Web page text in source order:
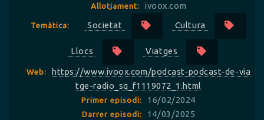
Allotjament: ivoox.com
Temàtica: Societat Cultura
Llocs Viatges
Web:
https://www.ivoox.com/podcast-podcast-de-via
tge-radio_sq_f1119072_1.html
Primer episodi: 16/02/2024
Darrer episodi: 14/03/2025